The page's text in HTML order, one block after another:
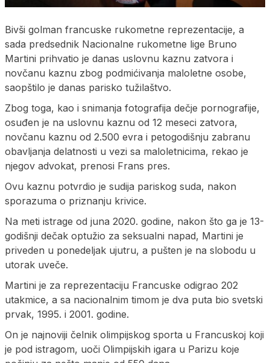
Bivši golman francuske rukometne reprezentacije, a
sada predsednik Nacionalne rukometne lige Bruno
Martini prihvatio je danas uslovnu kaznu zatvora i
novčanu kaznu zbog podmićivanja maloletne osobe,
saopštilo je danas parisko tužilaštvo.
Zbog toga, kao i snimanja fotografija dečje pornografije,
osuđen je na uslovnu kaznu od 12 meseci zatvora,
novčanu kaznu od 2.500 evra i petogodišnju zabranu
obavljanja delatnosti u vezi sa maloletnicima, rekao je
njegov advokat, prenosi Frans pres.
Ovu kaznu potvrdio je sudija pariskog suda, nakon
sporazuma o priznanju krivice.
Na meti istrage od juna 2020. godine, nakon što ga je 13-
godišnji dečak optužio za seksualni napad, Martini je
priveden u ponedeljak ujutru, a pušten je na slobodu u
utorak uveče.
Martini je za reprezentaciju Francuske odigrao 202
utakmice, a sa nacionalnim timom je dva puta bio svetski
prvak, 1995. i 2001. godine.
On je najnoviji čelnik olimpijskog sporta u Francuskoj koji
je pod istragom, uoči Olimpijskih igara u Parizu koje